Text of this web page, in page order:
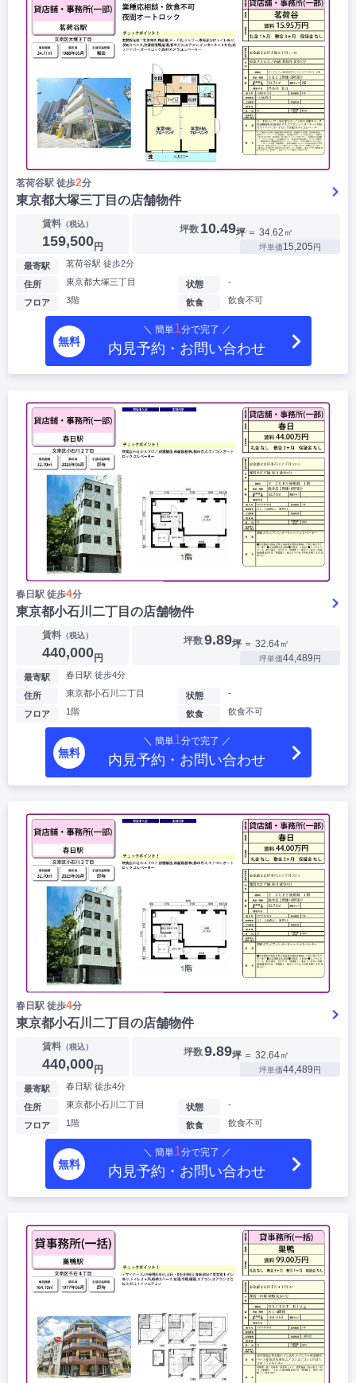
茗荷谷駅 徒歩2分
東京都大塚三丁目の店舗物件
賃料（税込）
159,500円
坪数 10.49坪 ＝ 34.62㎡
坪単価15,205円
最寄駅 茗荷谷駅 徒歩2分
住所 東京都大塚三丁目
フロア 3階
状態 -
飲食 飲食不可
無料
＼ 簡単1分で完了 ／
内見予約・お問い合わせ
春日駅 徒歩4分
東京都小石川二丁目の店舗物件
賃料（税込）
440,000円
坪数9.89坪 ＝ 32.64㎡
坪単価44,489円
最寄駅 春日駅 徒歩4分
住所 東京都小石川二丁目
フロア 1階
状態 -
飲食 飲食不可
無料
＼ 簡単1分で完了 ／
内見予約・お問い合わせ
春日駅 徒歩4分
東京都小石川二丁目の店舗物件
賃料（税込）
440,000円
坪数9.89坪 ＝ 32.64㎡
坪単価44,489円
最寄駅 春日駅 徒歩4分
住所 東京都小石川二丁目
フロア 1階
状態 -
飲食 飲食不可
無料
＼ 簡単1分で完了 ／
内見予約・お問い合わせ